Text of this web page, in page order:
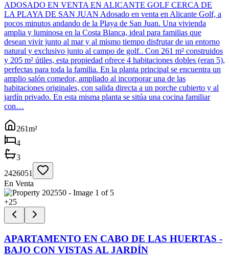
ADOSADO EN VENTA EN ALICANTE GOLF CERCA DE
LA PLAYA DE SAN JUAN Adosado en venta en Alicante Golf, a
pocos minutos andando de la Playa de San Juan. Una vivienda
amplia y luminosa en la Costa Blanca, ideal para familias que
desean vivir junto al mar y al mismo tiempo disfrutar de un entorno
natural y exclusivo junto al campo de golf.. Con 261 m² construidos
y 205 m² útiles, esta propiedad ofrece 4 habitaciones dobles (eran 5),
perfectas para toda la familia. En la planta principal se encuentra un
amplio salón comedor, ampliado al incorporar una de las
habitaciones originales, con salida directa a un porche cubierto y al
jardín privado. En esta misma planta se sitúa una cocina familiar
con…
261m²
4
3
2426051
En Venta
+25
APARTAMENTO EN CABO DE LAS HUERTAS -
BAJO CON VISTAS AL JARDÍN